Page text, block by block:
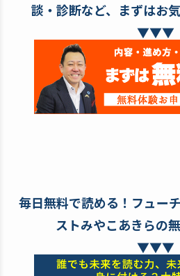
談・診断など、まずはお
▼▼▼
毎日無料で読める！フュー
ストみやこあきらの
▼▼▼